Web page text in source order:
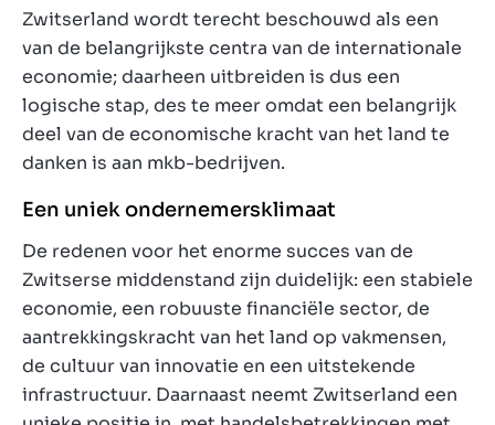
Zwitserland wordt terecht beschouwd als een
van de belangrijkste centra van de internationale
economie; daarheen uitbreiden is dus een
logische stap, des te meer omdat een belangrijk
deel van de economische kracht van het land te
danken is aan mkb-bedrijven.
Een uniek ondernemersklimaat
De redenen voor het enorme succes van de
Zwitserse middenstand zijn duidelijk: een stabiele
economie, een robuuste financiële sector, de
aantrekkingskracht van het land op vakmensen,
de cultuur van innovatie en een uitstekende
infrastructuur. Daarnaast neemt Zwitserland een